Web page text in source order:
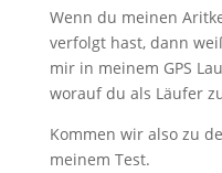
Wenn du meinen
verfolgt hast, dann
mir in meinem GPS
worauf du als Läufer
Kommen wir also zu
meinem Test.